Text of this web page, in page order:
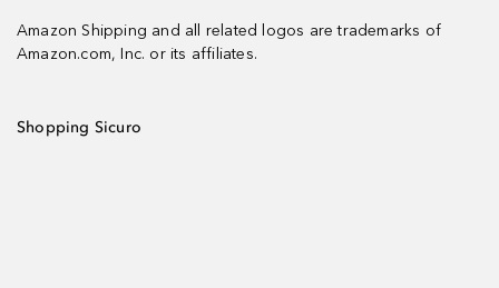
Amazon Shipping and all related logos are trademarks of
Amazon.com, Inc. or its affiliates.
Shopping Sicuro